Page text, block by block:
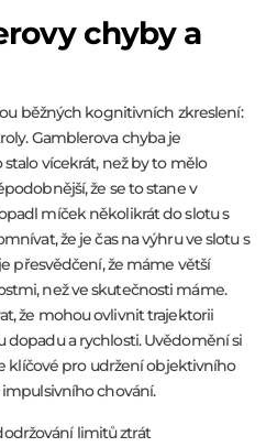
chyby a
běžných kognitivních zkreslení:
Gamblerova chyba je
vícekrát, než by to mělo
že se to stane v
míček několikrát do slotu s
že je čas na výhru ve slotu s
přesvědčení, že máme větší
než ve skutečnosti máme.
že mohou ovlivnit trajektorii
a rychlosti. Uvědomění si
klíčové pro udržení objektivního
chování.
limitů ztrát